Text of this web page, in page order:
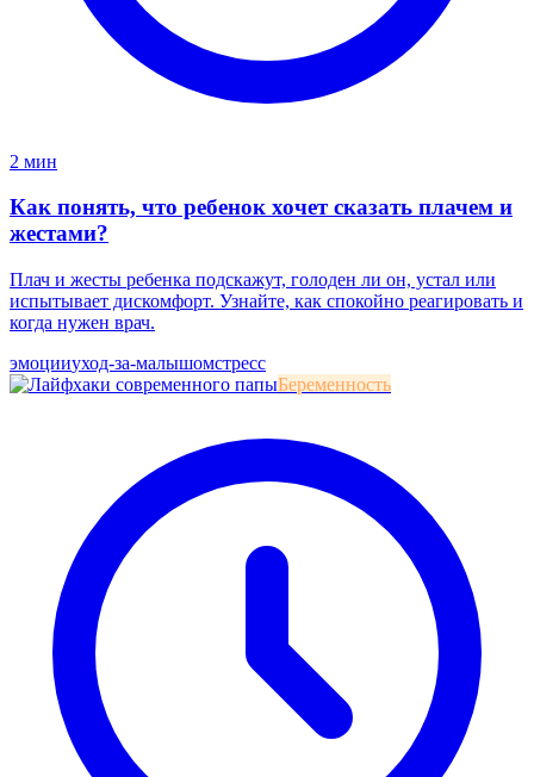
2 мин
Как понять, что ребенок хочет сказать плачем и
жестами?
Плач и жесты ребенка подскажут, голоден ли он, устал или
испытывает дискомфорт. Узнайте, как спокойно реагировать и
когда нужен врач.
эмоцииуход-за-малышомстресс
Беременность